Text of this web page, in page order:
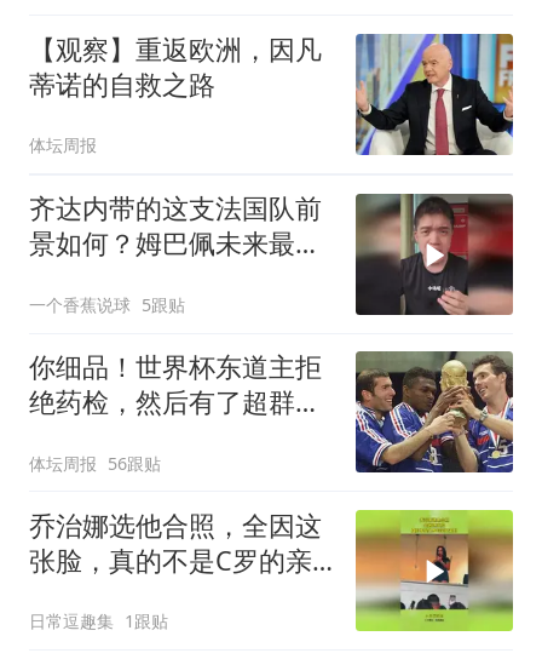
【观察】重返欧洲，因凡
蒂诺的自救之路
体坛周报
齐达内带的这支法国队前
景如何？姆巴佩未来最大
一个香蕉说球 5跟贴
你细品！世界杯东道主拒
绝药检，然后有了超群体
体坛周报 56跟贴
乔治娜选他合照，全因这
张脸，真的不是C罗的亲
日常逗趣集 1跟贴